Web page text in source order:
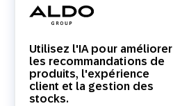
Utilisez l'IA pour améliorer
les recommandations de
produits, l'expérience
client et la gestion des
stocks.